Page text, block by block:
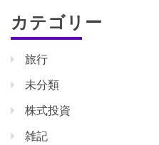
カテゴリー
旅行
未分類
株式投資
雑記